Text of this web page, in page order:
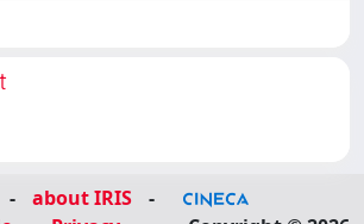
- about IRIS
-